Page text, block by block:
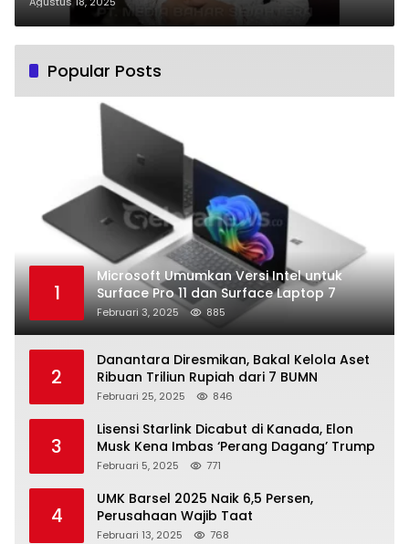
Popular Posts
1
Microsoft Umumkan Versi Intel untuk
Surface Pro 11 dan Surface Laptop 7
Februari 3, 2025 885
2
Danantara Diresmikan, Bakal Kelola Aset
Ribuan Triliun Rupiah dari 7 BUMN
Februari 25, 2025 846
3
Lisensi Starlink Dicabut di Kanada, Elon
Musk Kena Imbas ‘Perang Dagang’ Trump
Februari 5, 2025 771
4
UMK Barsel 2025 Naik 6,5 Persen,
Perusahaan Wajib Taat
Februari 13, 2025 768